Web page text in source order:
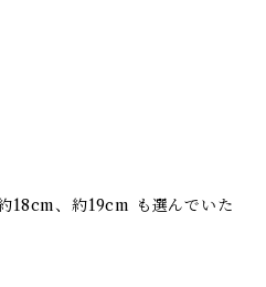
18cm、約19cm も選んでいた